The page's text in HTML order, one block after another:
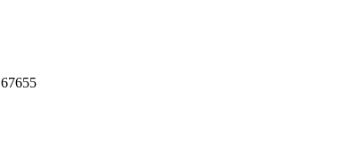
67655